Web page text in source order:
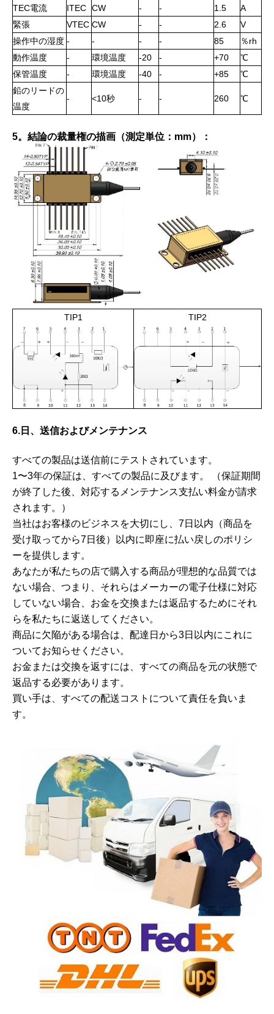
TEC電流 ITEC CW - - 1.5
A
緊張
VTEC CW - - 2.6
V
操作中の湿度 - - - - 85
％rh
動作温度
- 環境温度 -20 - +70
℃
保管温度
- 環境温度 -40 - +85
℃
鉛のリードの
温度
- <10秒 - - 260 ℃
5。結論の裁量権の描画（測定単位：mm）：
TIP1 TIP2
6.日、送信およびメンテナンス
すべての製品は送信前にテストされています。
1〜3年の保証は、すべての製品に及びます。 （保証期間
が終了した後、対応するメンテナンス支払い料金が請求
されます。）
当社はお客様のビジネスを大切にし、7日以内（商品を
受け取ってから7日後）以内に即座に払い戻しのポリシ
ーを提供します。
あなたが私たちの店で購入する商品が理想的な品質では
ない場合、つまり、それらはメーカーの電子仕様に対応
していない場合、お金を交換または返品するためにそれ
らを私たちに返送してください。
商品に欠陥がある場合は、配達日から3日以内にこれに
ついてお知らせください。
お金または交換を返すには、すべての商品を元の状態で
返品する必要があります。
買い手は、すべての配送コストについて責任を負いま
す。